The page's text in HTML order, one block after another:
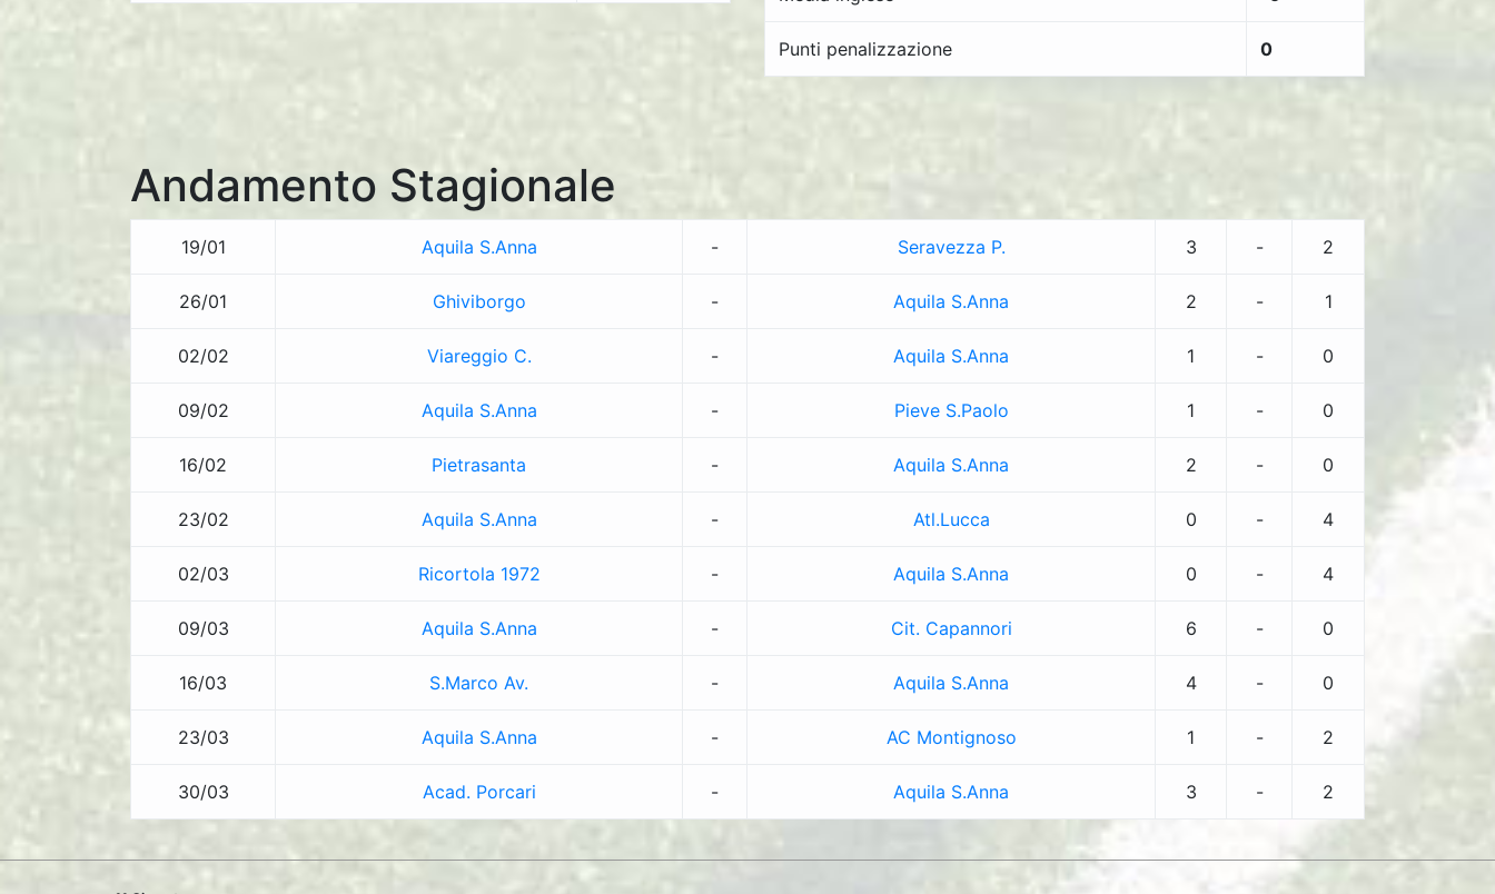
Punti penalizzazione 0
Andamento Stagionale
19/01 Aquila S.Anna - Seravezza P. 3 - 2
26/01 Ghiviborgo - Aquila S.Anna 2 - 1
02/02 Viareggio C. - Aquila S.Anna 1 - 0
09/02 Aquila S.Anna - Pieve S.Paolo 1 - 0
16/02 Pietrasanta - Aquila S.Anna 2 - 0
23/02 Aquila S.Anna - Atl.Lucca 0 - 4
02/03 Ricortola 1972 - Aquila S.Anna 0 - 4
09/03 Aquila S.Anna - Cit. Capannori 6 - 0
16/03 S.Marco Av. - Aquila S.Anna 4 - 0
23/03 Aquila S.Anna - AC Montignoso 1 - 2
30/03 Acad. Porcari - Aquila S.Anna 3 - 2